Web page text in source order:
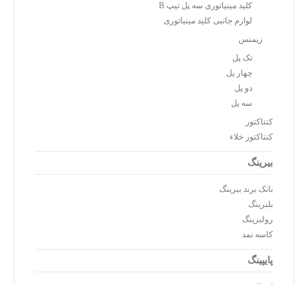
کلید مینیاتوری سه پل تیپ B
لوازم جانبی کلید مینیاتوری
زیمنس
تک پل
چهار پل
دو پل
سه پل
کنتاکتور
کنتاکتور خلاء
بیرینگ
بانک برند بیرینگ
بلبرینگ
رولبرینگ
کاسه نمد
پایپینگ